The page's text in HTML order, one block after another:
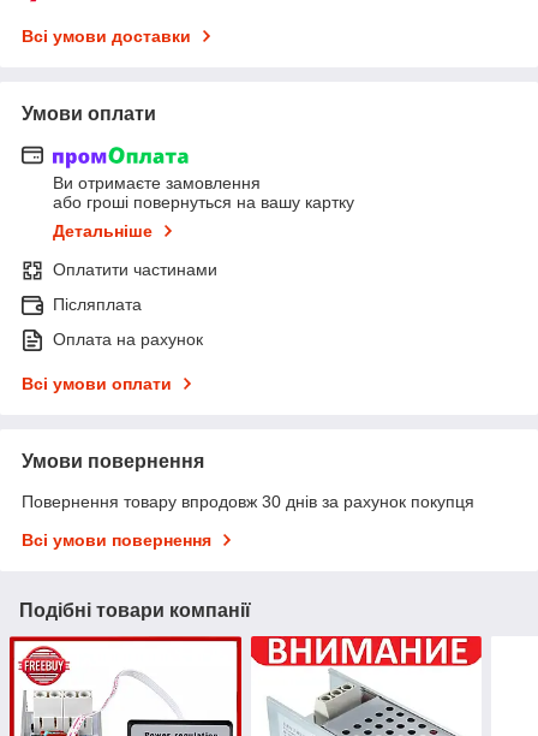
Всі умови доставки
Умови оплати
Ви отримаєте замовлення
або гроші повернуться на вашу картку
Детальніше
Оплатити частинами
Післяплата
Оплата на рахунок
Всі умови оплати
Умови повернення
Повернення товару впродовж 30 днів за рахунок покупця
Всі умови повернення
Подібні товари компанії